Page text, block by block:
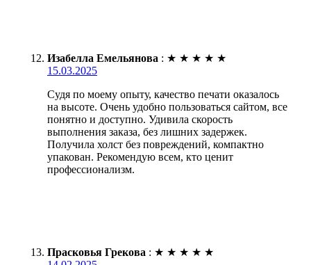
Изабелла Емельянова : ★ ★ ★ ★ ★
15.03.2025
Судя по моему опыту, качество печати оказалось
на высоте. Очень удобно пользоваться сайтом, все
понятно и доступно. Удивила скорость
выполнения заказа, без лишних задержек.
Получила холст без повреждений, компактно
упакован. Рекомендую всем, кто ценит
профессионализм.
Прасковья Грекова : ★ ★ ★ ★ ★